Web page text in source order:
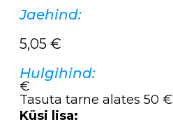
Jaehind:
5,05 €
Hulgihind:
€
Tasuta tarne alates 50 €
Küsi lisa: